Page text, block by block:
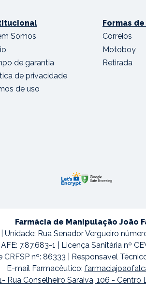
Somos
de garantia
de privacidade
de uso
Formas
Correios
Motoboy
Retirada
Farmácia de Manipulação João
Unidade: Rua Senador Vergueiro
AFE: 7.87.683-1 | Licença Sanitária nº
nº: 86333 | Responsavel
E-mail Farmacêutico:
Rua Conselheiro Saraiva, 106 - Centro